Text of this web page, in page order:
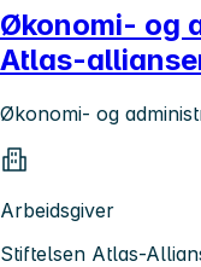
Økonomi- og
Atlas-
Økonomi- og
Arbeidsgiver
Stiftelsen Atlas-